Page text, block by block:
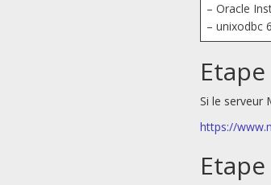
– Oracle
– unixodbc
Si le serveur
https://